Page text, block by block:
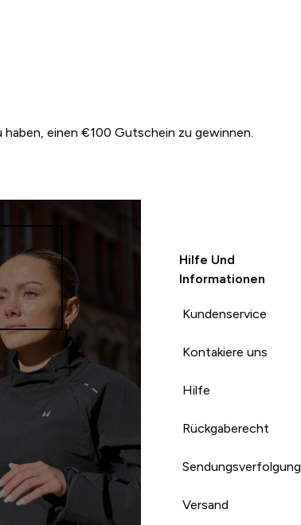
einen €100 Gutschein zu gewinnen.
Hilfe Und
Informationen
Kundenservice
Kontakiere uns
Hilfe
Rückgaberecht
Sendungsverfolgung
Versand